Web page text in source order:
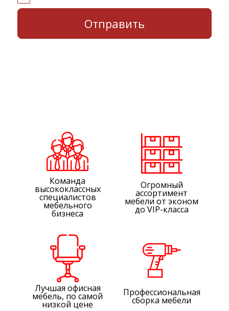
Команда
высококлассных
специалистов
мебельного
бизнеса
Огромный
ассортимент
мебели от эконом
до VIP-класса
Лучшая офисная
мебель, по самой
низкой цене
Профессиональная
сборка мебели